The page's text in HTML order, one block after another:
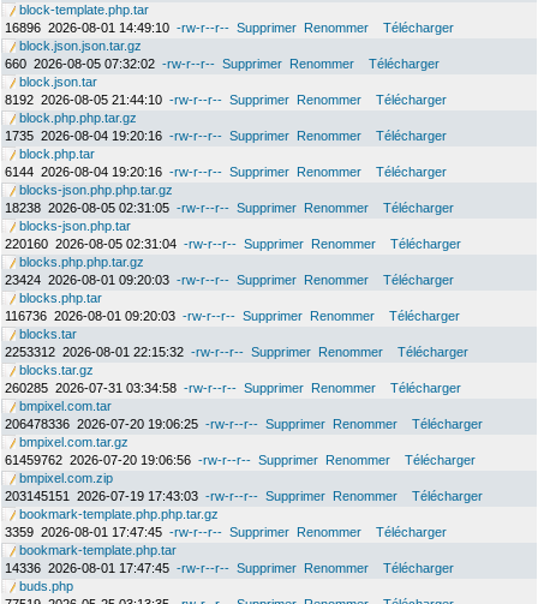
block-template.php.tar
16896 2026-08-01 14:49:10 -rw-r--r-- Supprimer Renommer
Télécharger
block.json.json.tar.gz
660 2026-08-05 07:32:02 -rw-r--r-- Supprimer Renommer
Télécharger
block.json.tar
8192 2026-08-05 21:44:10 -rw-r--r-- Supprimer Renommer
Télécharger
block.php.php.tar.gz
1735 2026-08-04 19:20:16 -rw-r--r-- Supprimer Renommer
Télécharger
block.php.tar
6144 2026-08-04 19:20:16 -rw-r--r-- Supprimer Renommer
Télécharger
blocks-json.php.php.tar.gz
18238 2026-08-05 02:31:05 -rw-r--r-- Supprimer Renommer
Télécharger
blocks-json.php.tar
220160 2026-08-05 02:31:04 -rw-r--r-- Supprimer Renommer
Télécharger
blocks.php.php.tar.gz
23424 2026-08-01 09:20:03 -rw-r--r-- Supprimer Renommer
Télécharger
blocks.php.tar
116736 2026-08-01 09:20:03 -rw-r--r-- Supprimer Renommer
Télécharger
blocks.tar
2253312 2026-08-01 22:15:32 -rw-r--r-- Supprimer Renommer
Télécharger
blocks.tar.gz
260285 2026-07-31 03:34:58 -rw-r--r-- Supprimer Renommer
Télécharger
bmpixel.com.tar
206478336 2026-07-20 19:06:25 -rw-r--r-- Supprimer Renommer
Télécharger
bmpixel.com.tar.gz
61459762 2026-07-20 19:06:56 -rw-r--r-- Supprimer Renommer
Télécharger
bmpixel.com.zip
203145151
2026-07-19 17:43:03 -rw-r--r-- Supprimer Renommer
Télécharger
bookmark-template.php.php.tar.gz
3359 2026-08-01 17:47:45 -rw-r--r-- Supprimer Renommer
Télécharger
bookmark-template.php.tar
14336 2026-08-01 17:47:45 -rw-r--r-- Supprimer Renommer
Télécharger
buds.php